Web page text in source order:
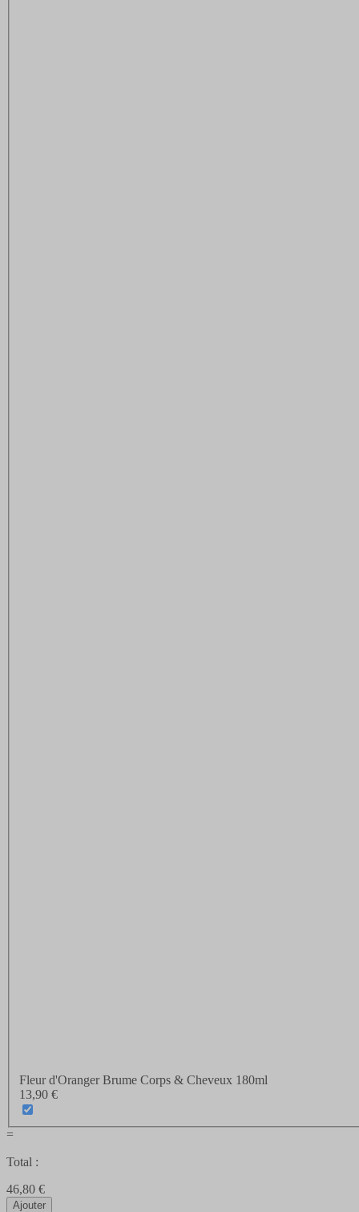
Fleur d'Oranger Brume Corps & Cheveux 180ml
13,90 €
=
Total :
46,80 €
Ajouter